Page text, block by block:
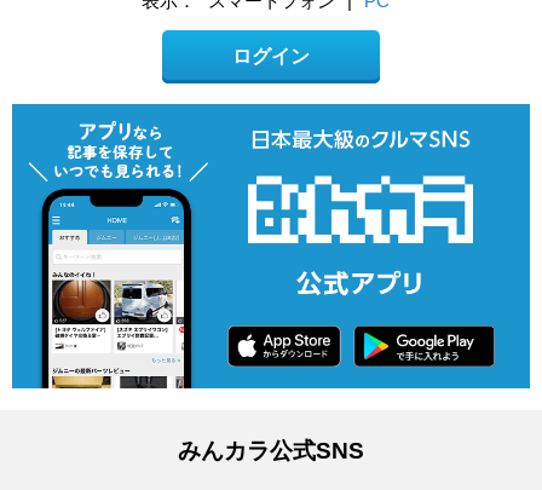
ログイン
みんカラ公式SNS